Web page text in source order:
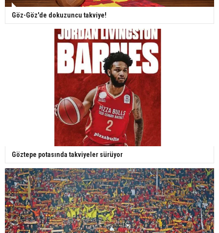
Göz-Göz'de dokuzuncu takviye!
Göztepe potasında takviyeler sürüyor